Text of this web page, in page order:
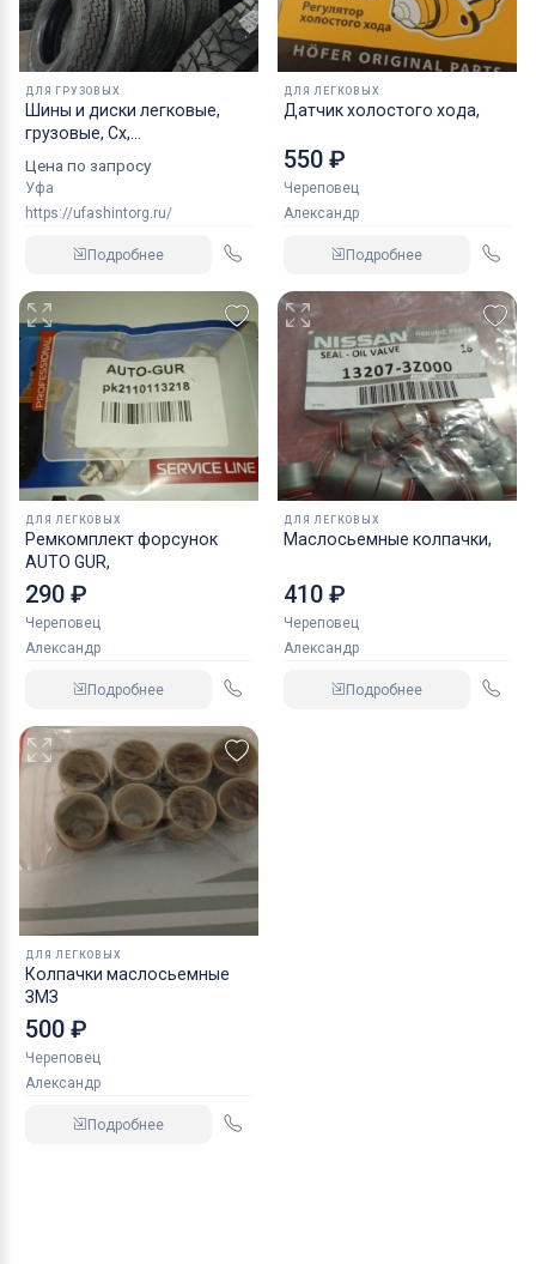
ДЛЯ ГРУЗОВЫХ
Шины и диски легковые,
грузовые, Сх,
Цена по запросу
Уфа
https://ufashintorg.ru/
Подробнее
ДЛЯ ЛЕГКОВЫХ
Датчик холостого хода,
550 ₽
Череповец
Александр
Подробнее
ДЛЯ ЛЕГКОВЫХ
Ремкомплект форсунок
AUTO GUR,
290 ₽
Череповец
Александр
Подробнее
ДЛЯ ЛЕГКОВЫХ
Маслосьемные колпачки,
410 ₽
Череповец
Александр
Подробнее
ДЛЯ ЛЕГКОВЫХ
Колпачки маслосьемные
ЗМЗ
500 ₽
Череповец
Александр
Подробнее